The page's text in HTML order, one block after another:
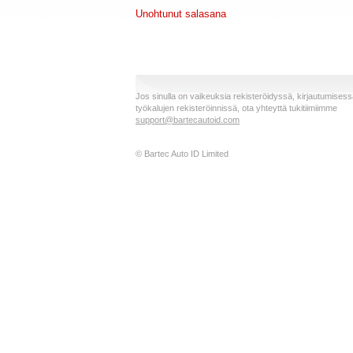
Unohtunut salasana
Jos sinulla on vaikeuksia rekisteröidyssä,
työkalujen rekisteröinnissä, ota yhteyttä tukitiimiimme
support@bartecautoid.com
© Bartec Auto ID Limited